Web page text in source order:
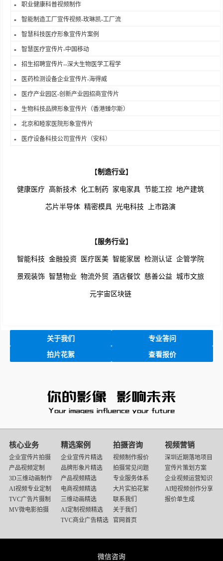
职业健康科普视频制作
智能制造工厂宣传视频-玫琳凯-工厂流
智慧科技医疗形象宣传片案例
智慧医疗宣传片-中国移动
招生招聘宣传片--深大生物医学工程学
医药检测设备企业宣传片-海得威
医疗产业园区-创新产业园招商宣传片
生物科技品牌形象宣传片（香港臻尔斯）
北京和睦家医院形象宣传片
医疗设备科技公司宣传片（安科）
【制造行业】
健康医疗 高新技术 化工制药 家电家具 节能工控 地产建筑
芯片半导体 精密模具 光电科技 上市路演
【服务行业】
智能科技 金融投资 医疗医美 智能家居 检测认证 企管学院
景观装饰 智慧物业 物流外贸 酒店餐饮 慈善公益 城市文旅
元宇宙区块链
关于我们 专业答问
拍片花絮 查看报价
核心业务
企业宣传片拍摄
产品视频定制
3D三维动画制作
AI视频专业定制
TVC广告片摄制
MV微电影拍摄
精选案例
企业宣传片精选
品牌形象片精选
产品视频精选
电商视频精选
三维动画精选
AI定制视频精选
TVC商业广告精选
拍摄咨询
视频制作报价
拍摄常见问题
专业服务体系
大片实拍花絮
联系我们
关于我们
官网首页
视频营销
深圳近期落地项目
宣传片策划方案
企业视频运营知识
AI短视频创作分享
报价单生成
微信咨询